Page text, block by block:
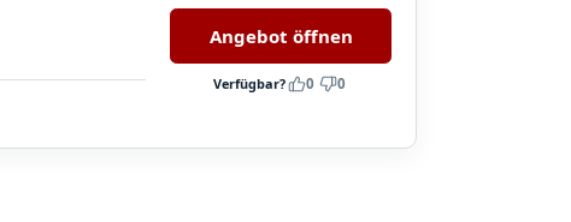
Angebot öffnen
Verfügbar? 0 0